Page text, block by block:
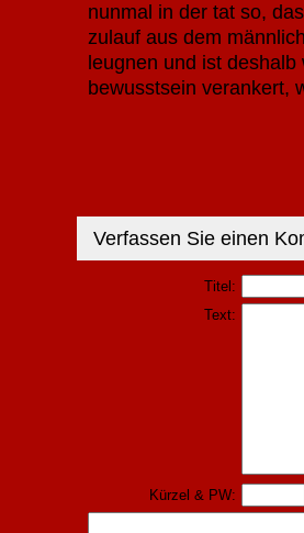
nunmal in der tat so,
zulauf aus dem
leugnen und ist
bewusstsein verankert,
Verfassen Sie einen
Titel:
Text:
Kürzel & PW: